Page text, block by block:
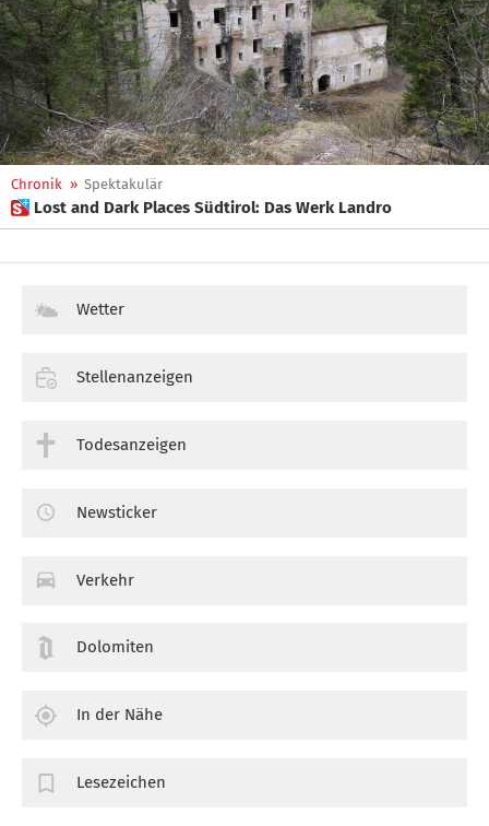
Chronik » Spektakulär
 Lost and Dark Places Südtirol: Das Werk Landro
Wetter
Stellenanzeigen
Todesanzeigen
Newsticker
Verkehr
Dolomiten
In der Nähe
Lesezeichen